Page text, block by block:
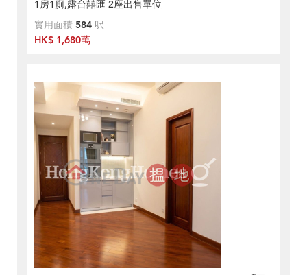
1房1廁,露台囍匯 2座出售單位
實用面積 584 呎
HK$ 1,680萬